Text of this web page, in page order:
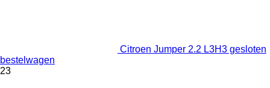
Citroen Jumper 2.2 L3H3 gesloten
bestelwagen
23